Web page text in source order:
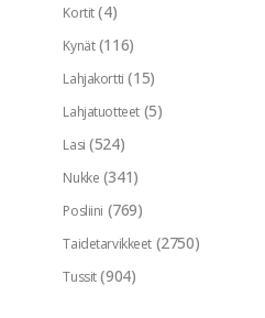
Kortit (4)
Kynät (116)
Lahjakortti (15)
Lahjatuotteet (5)
Lasi (524)
Nukke (341)
Posliini (769)
Taidetarvikkeet (2750)
Tussit (904)